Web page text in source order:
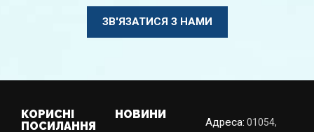
ЗВ'ЯЗАТИСЯ З НАМИ
КОРИСНІ
ПОСИЛАННЯ
НОВИНИ
Адреса: 01054,